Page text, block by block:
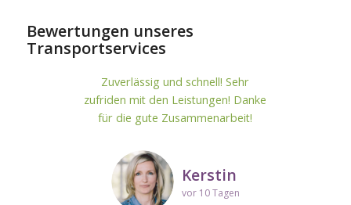
Bewertungen unseres
Transportservices
Zuverlässig und schnell! Sehr
zufriden mit den Leistungen! Danke
für die gute Zusammenarbeit!
Kerstin
vor 10 Tagen